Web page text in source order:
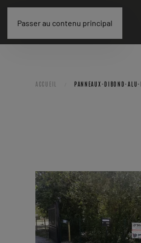
Passer au contenu principal
ACCUEIL PANNEAUX-DIBOND-